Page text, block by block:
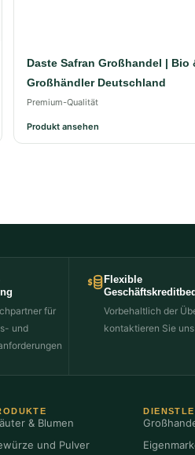
Daste Safran Großhandel |
Großhändler Deutschland
Premium-Qualität
Produkt ansehen
für
und
Flexible
Vorbehaltlich der
kontaktieren Sie
& Blumen
und Pulver